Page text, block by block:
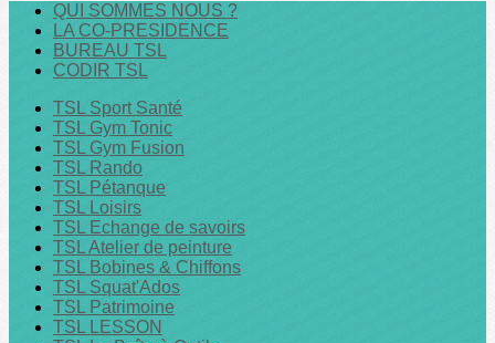
QUI SOMMES NOUS ?
LA CO-PRESIDENCE
BUREAU TSL
CODIR TSL
TSL Sport Santé
TSL Gym Tonic
TSL Gym Fusion
TSL Rando
TSL Pétanque
TSL Loisirs
TSL Echange de savoirs
TSL Atelier de peinture
TSL Bobines & Chiffons
TSL Squat'Ados
TSL Patrimoine
TSL LESSON